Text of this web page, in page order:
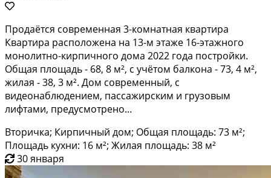
Продаётся современная 3-комнатная квартира
Квартира расположена на 13-м этаже 16-этажного
монолитно-кирпичного дома 2022 года постройки.
Общая площадь - 68, 8 м², с учётом балкона - 73, 4 м²,
жилая - 38, 3 м². Дом современный, с
видеонаблюдением, пассажирским и грузовым
лифтами, предусмотрено...
Вторичка; Кирпичный дом; Общая площадь: 73 м²;
Площадь кухни: 16 м²; Жилая площадь: 38 м²
30 января